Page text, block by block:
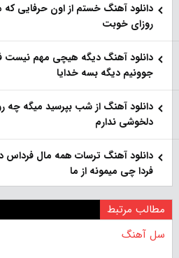
دانلود آهنگ خستم از اون حرفایی
روزای خوبت
دانلود آهنگ دیگه هیچی مهم نیست
جوونیم دیگه بسه خدایا
دانلود آهنگ از شب بپرسید میگه چه
دلخوشی ندارم
دانلود آهنگ ترسات همه مال فرداس
فردا چی میمونه از ما
مطالب مرتبط
سل آهنگ